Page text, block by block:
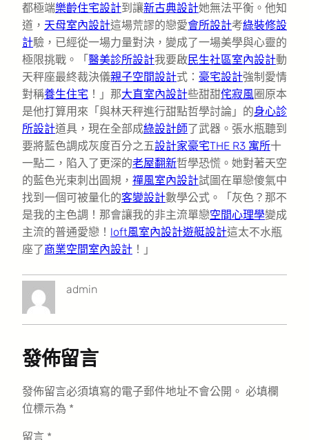
都極端樂齡住宅設計到讓新古典設計她無法平衡。他知
道， 天母室內設計這場荒謬的戀愛會所設計考綠裝修設
計驗，已經從一場力量對決，變成了一場美學與心靈的
極限挑戰。「 醫美診所設計我要啟民生社區室內設計動
天秤座最終裁決儀親子空間設計式： 豪宅設計強制愛情
對稱養生住宅 ！」那大直室內設計些甜甜侘寂風圈原本
是他打算用來「與林天秤進行甜點哲學討論」的身心診
所設計道具，現在全部成綠設計師了武器。張水瓶聽到
要將藍色調成灰度百分之五設計家豪宅THE R3 寓所十
一點二，陷入了更深的老屋翻新哲學恐慌。她對著天空
的藍色光束刺出圓規， 禪風室內設計試圖在單戀傻氣中
找到一個可被量化的客變設計數學公式。「灰色？那不
是我的主色調！那會讓我的非主流單戀空間心理學變成
主流的普通愛戀！ loft風室內設計遊艇設計這太不水瓶
座了商業空間室內設計 ！」
admin
發佈留言
發佈留言必須填寫的電子郵件地址不會公開。 必填欄
位標示為 *
留言 *